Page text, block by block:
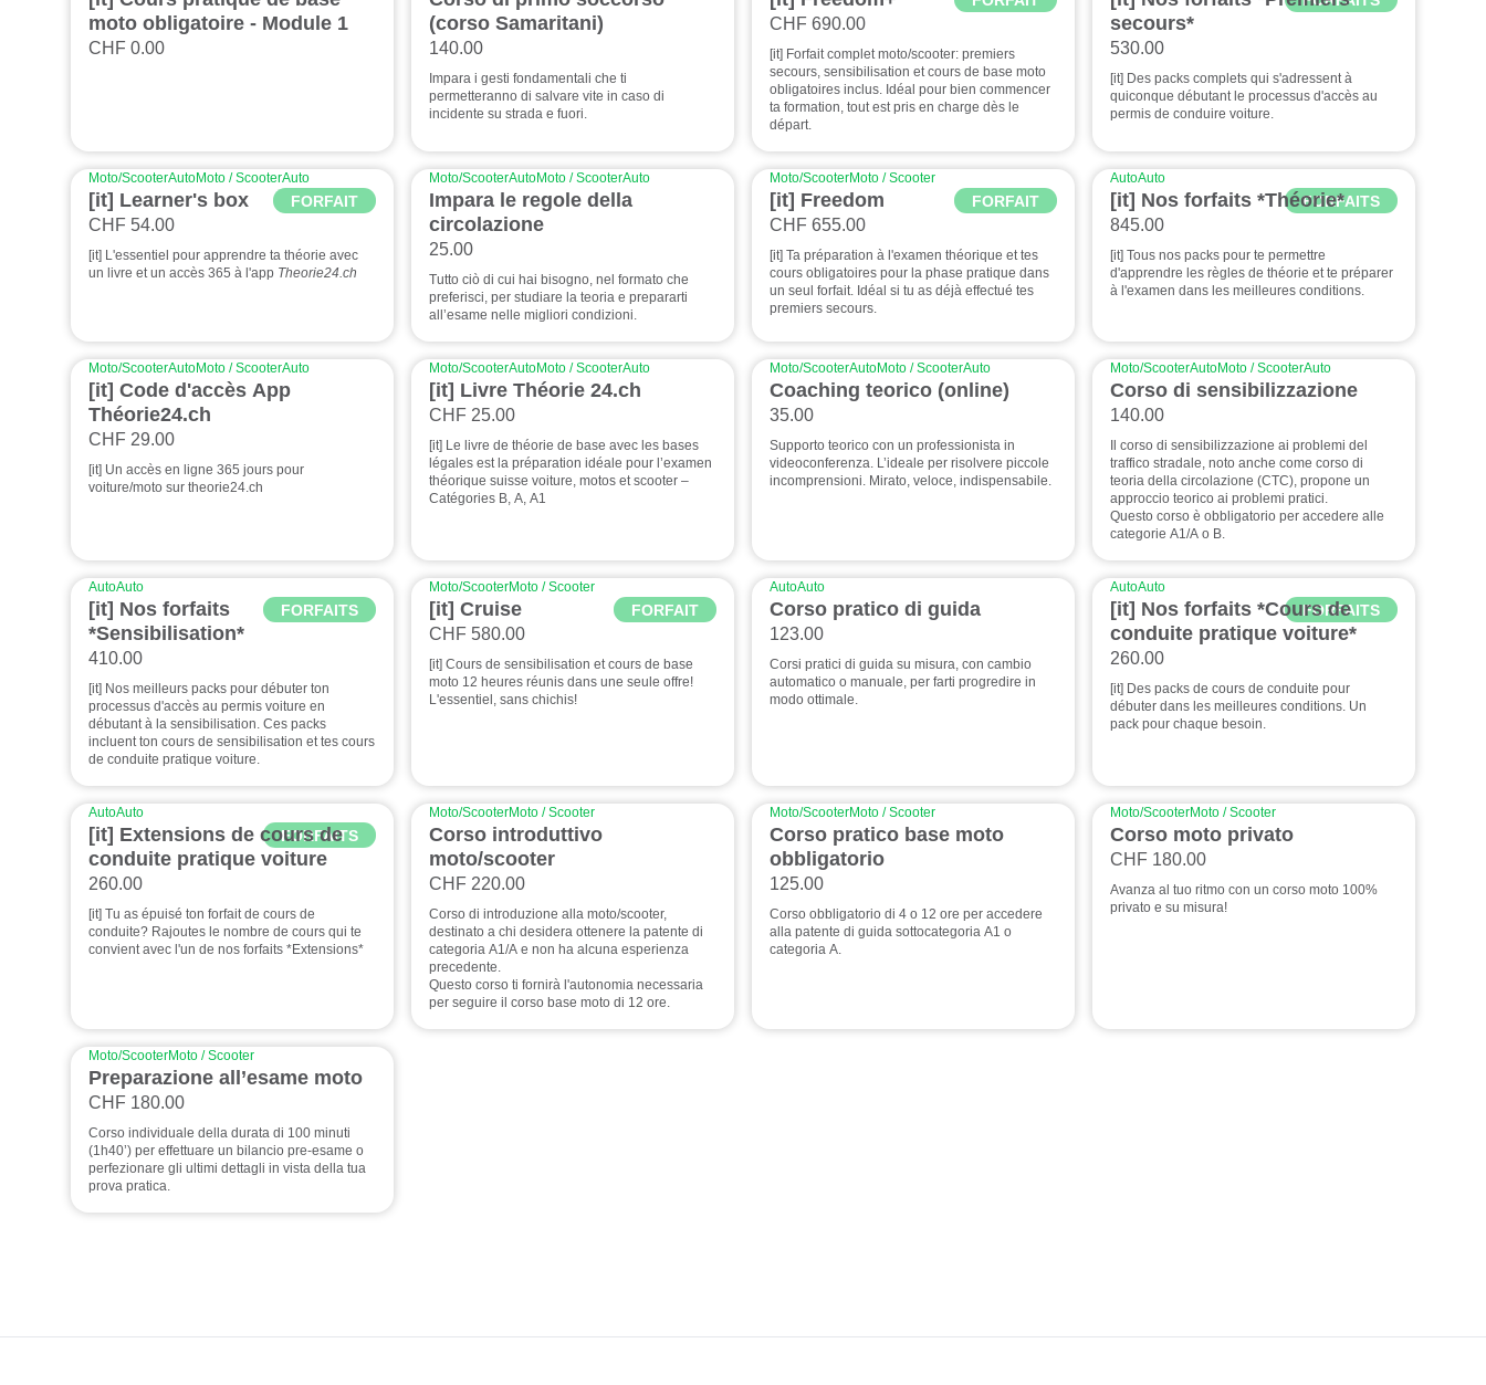
moto obligatoire - Module 1
CHF 0.00
(corso Samaritani)
140.00
Impara i gesti fondamentali che ti
permetteranno di salvare vite in caso di
incidente su strada e fuori.
CHF 690.00
[it] Forfait complet moto/scooter: premiers
secours, sensibilisation et cours de base moto
obligatoires inclus. Idéal pour bien commencer
ta formation, tout est pris en charge dès le
départ.
secours*
530.00
[it] Des packs complets qui s'adressent à
quiconque débutant le processus d'accès au
permis de conduire voiture.
FORFAIT
Moto/ScooterAutoMoto / ScooterAuto
[it] Learner's box
CHF 54.00
[it] L'essentiel pour apprendre ta théorie avec
un livre et un accès 365 à l'app Theorie24.ch
Moto/ScooterAutoMoto / ScooterAuto
Impara le regole della
circolazione
25.00
Tutto ciò di cui hai bisogno, nel formato che
preferisci, per studiare la teoria e prepararti
all’esame nelle migliori condizioni.
FORFAIT
Moto/ScooterMoto / Scooter
[it] Freedom
CHF 655.00
[it] Ta préparation à l'examen théorique et tes
cours obligatoires pour la phase pratique dans
un seul forfait. Idéal si tu as déjà effectué tes
premiers secours.
FORFAITS
AutoAuto
[it] Nos forfaits *Théorie*
845.00
[it] Tous nos packs pour te permettre
d'apprendre les règles de théorie et te préparer
à l'examen dans les meilleures conditions.
Moto/ScooterAutoMoto / ScooterAuto
[it] Code d'accès App
Théorie24.ch
CHF 29.00
[it] Un accès en ligne 365 jours pour
voiture/moto sur theorie24.ch
Moto/ScooterAutoMoto / ScooterAuto
[it] Livre Théorie 24.ch
CHF 25.00
[it] Le livre de théorie de base avec les bases
légales est la préparation idéale pour l’examen
théorique suisse voiture, motos et scooter –
Catégories B, A, A1
Moto/ScooterAutoMoto / ScooterAuto
Coaching teorico (online)
35.00
Supporto teorico con un professionista in
videoconferenza. L’ideale per risolvere piccole
incomprensioni. Mirato, veloce, indispensabile.
Moto/ScooterAutoMoto / ScooterAuto
Corso di sensibilizzazione
140.00
Il corso di sensibilizzazione ai problemi del
traffico stradale, noto anche come corso di
teoria della circolazione (CTC), propone un
approccio teorico ai problemi pratici.
Questo corso è obbligatorio per accedere alle
categorie A1/A o B.
FORFAITS
AutoAuto
[it] Nos forfaits
*Sensibilisation*
410.00
[it] Nos meilleurs packs pour débuter ton
processus d'accès au permis voiture en
débutant à la sensibilisation. Ces packs
incluent ton cours de sensibilisation et tes cours
de conduite pratique voiture.
FORFAIT
Moto/ScooterMoto / Scooter
[it] Cruise
CHF 580.00
[it] Cours de sensibilisation et cours de base
moto 12 heures réunis dans une seule offre!
L'essentiel, sans chichis!
AutoAuto
Corso pratico di guida
123.00
Corsi pratici di guida su misura, con cambio
automatico o manuale, per farti progredire in
modo ottimale.
FORFAITS
AutoAuto
[it] Nos forfaits *Cours de
conduite pratique voiture*
260.00
[it] Des packs de cours de conduite pour
débuter dans les meilleures conditions. Un
pack pour chaque besoin.
FORFAITS
AutoAuto
[it] Extensions de cours de
conduite pratique voiture
260.00
[it] Tu as épuisé ton forfait de cours de
conduite? Rajoutes le nombre de cours qui te
convient avec l'un de nos forfaits *Extensions*
Moto/ScooterMoto / Scooter
Corso introduttivo
moto/scooter
CHF 220.00
Corso di introduzione alla moto/scooter,
destinato a chi desidera ottenere la patente di
categoria A1/A e non ha alcuna esperienza
precedente.
Questo corso ti fornirà l'autonomia necessaria
per seguire il corso base moto di 12 ore.
Moto/ScooterMoto / Scooter
Corso pratico base moto
obbligatorio
125.00
Corso obbligatorio di 4 o 12 ore per accedere
alla patente di guida sottocategoria A1 o
categoria A.
Moto/ScooterMoto / Scooter
Corso moto privato
CHF 180.00
Avanza al tuo ritmo con un corso moto 100%
privato e su misura!
Moto/ScooterMoto / Scooter
Preparazione all’esame moto
CHF 180.00
Corso individuale della durata di 100 minuti
(1h40’) per effettuare un bilancio pre-esame o
perfezionare gli ultimi dettagli in vista della tua
prova pratica.